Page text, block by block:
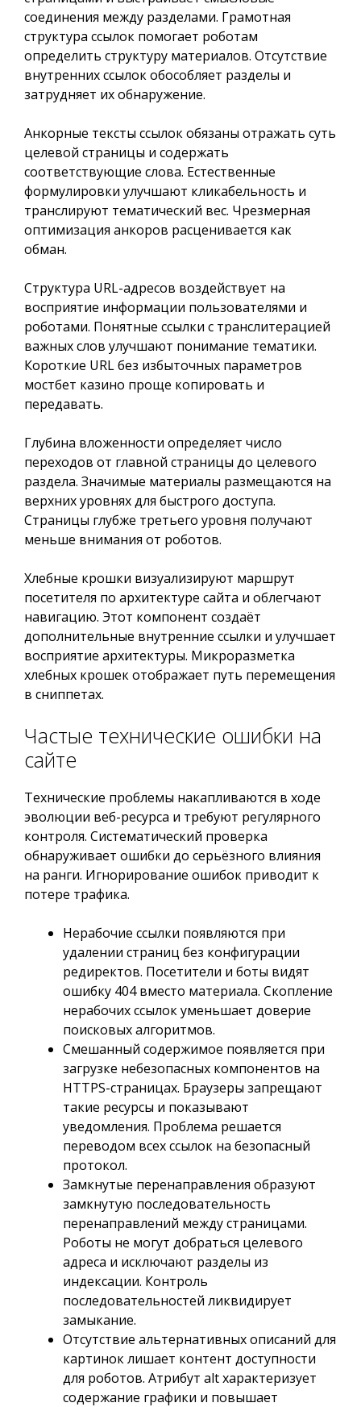
соединения между разделами. Грамотная
структура ссылок помогает роботам
определить структуру материалов. Отсутствие
внутренних ссылок обособляет разделы и
затрудняет их обнаружение.
Анкорные тексты ссылок обязаны отражать суть
целевой страницы и содержать
соответствующие слова. Естественные
формулировки улучшают кликабельность и
транслируют тематический вес. Чрезмерная
оптимизация анкоров расценивается как
обман.
Структура URL-адресов воздействует на
восприятие информации пользователями и
роботами. Понятные ссылки с транслитерацией
важных слов улучшают понимание тематики.
Короткие URL без избыточных параметров
мостбет казино проще копировать и
передавать.
Глубина вложенности определяет число
переходов от главной страницы до целевого
раздела. Значимые материалы размещаются на
верхних уровнях для быстрого доступа.
Страницы глубже третьего уровня получают
меньше внимания от роботов.
Хлебные крошки визуализируют маршрут
посетителя по архитектуре сайта и облегчают
навигацию. Этот компонент создаёт
дополнительные внутренние ссылки и улучшает
восприятие архитектуры. Микроразметка
хлебных крошек отображает путь перемещения
в сниппетах.
Частые технические ошибки на
сайте
Технические проблемы накапливаются в ходе
эволюции веб-ресурса и требуют регулярного
контроля. Систематический проверка
обнаруживает ошибки до серьёзного влияния
на ранги. Игнорирование ошибок приводит к
потере трафика.
Нерабочие ссылки появляются при
удалении страниц без конфигурации
редиректов. Посетители и боты видят
ошибку 404 вместо материала. Скопление
нерабочих ссылок уменьшает доверие
поисковых алгоритмов.
Смешанный содержимое появляется при
загрузке небезопасных компонентов на
HTTPS-страницах. Браузеры запрещают
такие ресурсы и показывают
уведомления. Проблема решается
переводом всех ссылок на безопасный
протокол.
Замкнутые перенаправления образуют
замкнутую последовательность
перенаправлений между страницами.
Роботы не могут добраться целевого
адреса и исключают разделы из
индексации. Контроль
последовательностей ликвидирует
замыкание.
Отсутствие альтернативных описаний для
картинок лишает контент доступности
для роботов. Атрибут alt характеризует
содержание графики и повышает